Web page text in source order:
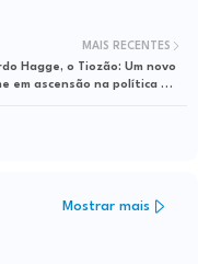
MAIS RECENTES
Hagge, o Tiozão: Um novo
em ascensão na política de
Mostrar mais